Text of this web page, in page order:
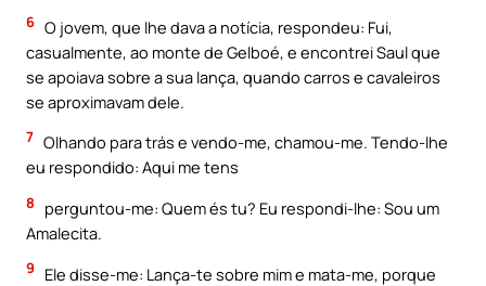
6 O jovem, que lhe dava a notícia, respondeu: Fui,
casualmente, ao monte de Gelboé, e encontrei Saul que
se apoiava sobre a sua lança, quando carros e cavaleiros
se aproximavam dele.
7 Olhando para trás e vendo-me, chamou-me. Tendo-lhe
eu respondido: Aqui me tens
8
perguntou-me: Quem és tu? Eu respondi-lhe: Sou um
Amalecita.
9
Ele disse-me: Lança-te sobre mim e mata-me, porque